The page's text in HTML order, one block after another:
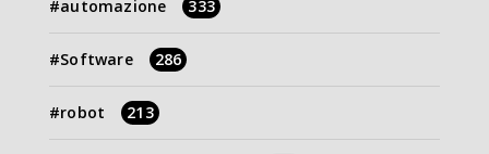
automazione 333
Software 286
robot 213